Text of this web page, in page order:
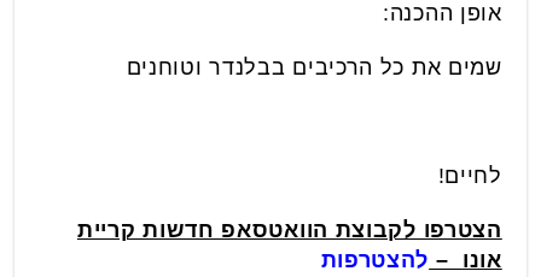
אופן ההכנה:
שמים את כל הרכיבים בבלנדר וטוחנים
לחיים!
הצטרפו לקבוצת הוואטסאפ חדשות קריית
אונו – להצטרפות